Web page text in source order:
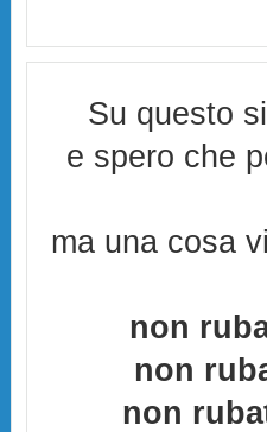
Su questo
e spero che
ma una cosa
non
non
non